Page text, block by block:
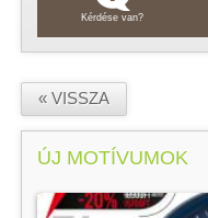
Kérdése van?
« VISSZA
ÚJ MOTÍVUMOK